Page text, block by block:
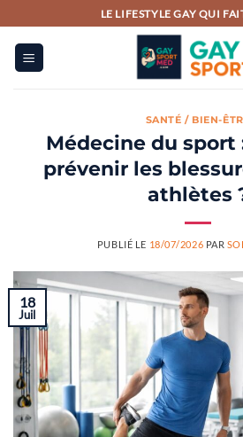
au
contenu
LE LIFESTYLE GAY QUI
SANTÉ / BIEN-
Médecine du
prévenir les
athlètes
PUBLIÉ LE 18/07/2026 PAR
18
Juil